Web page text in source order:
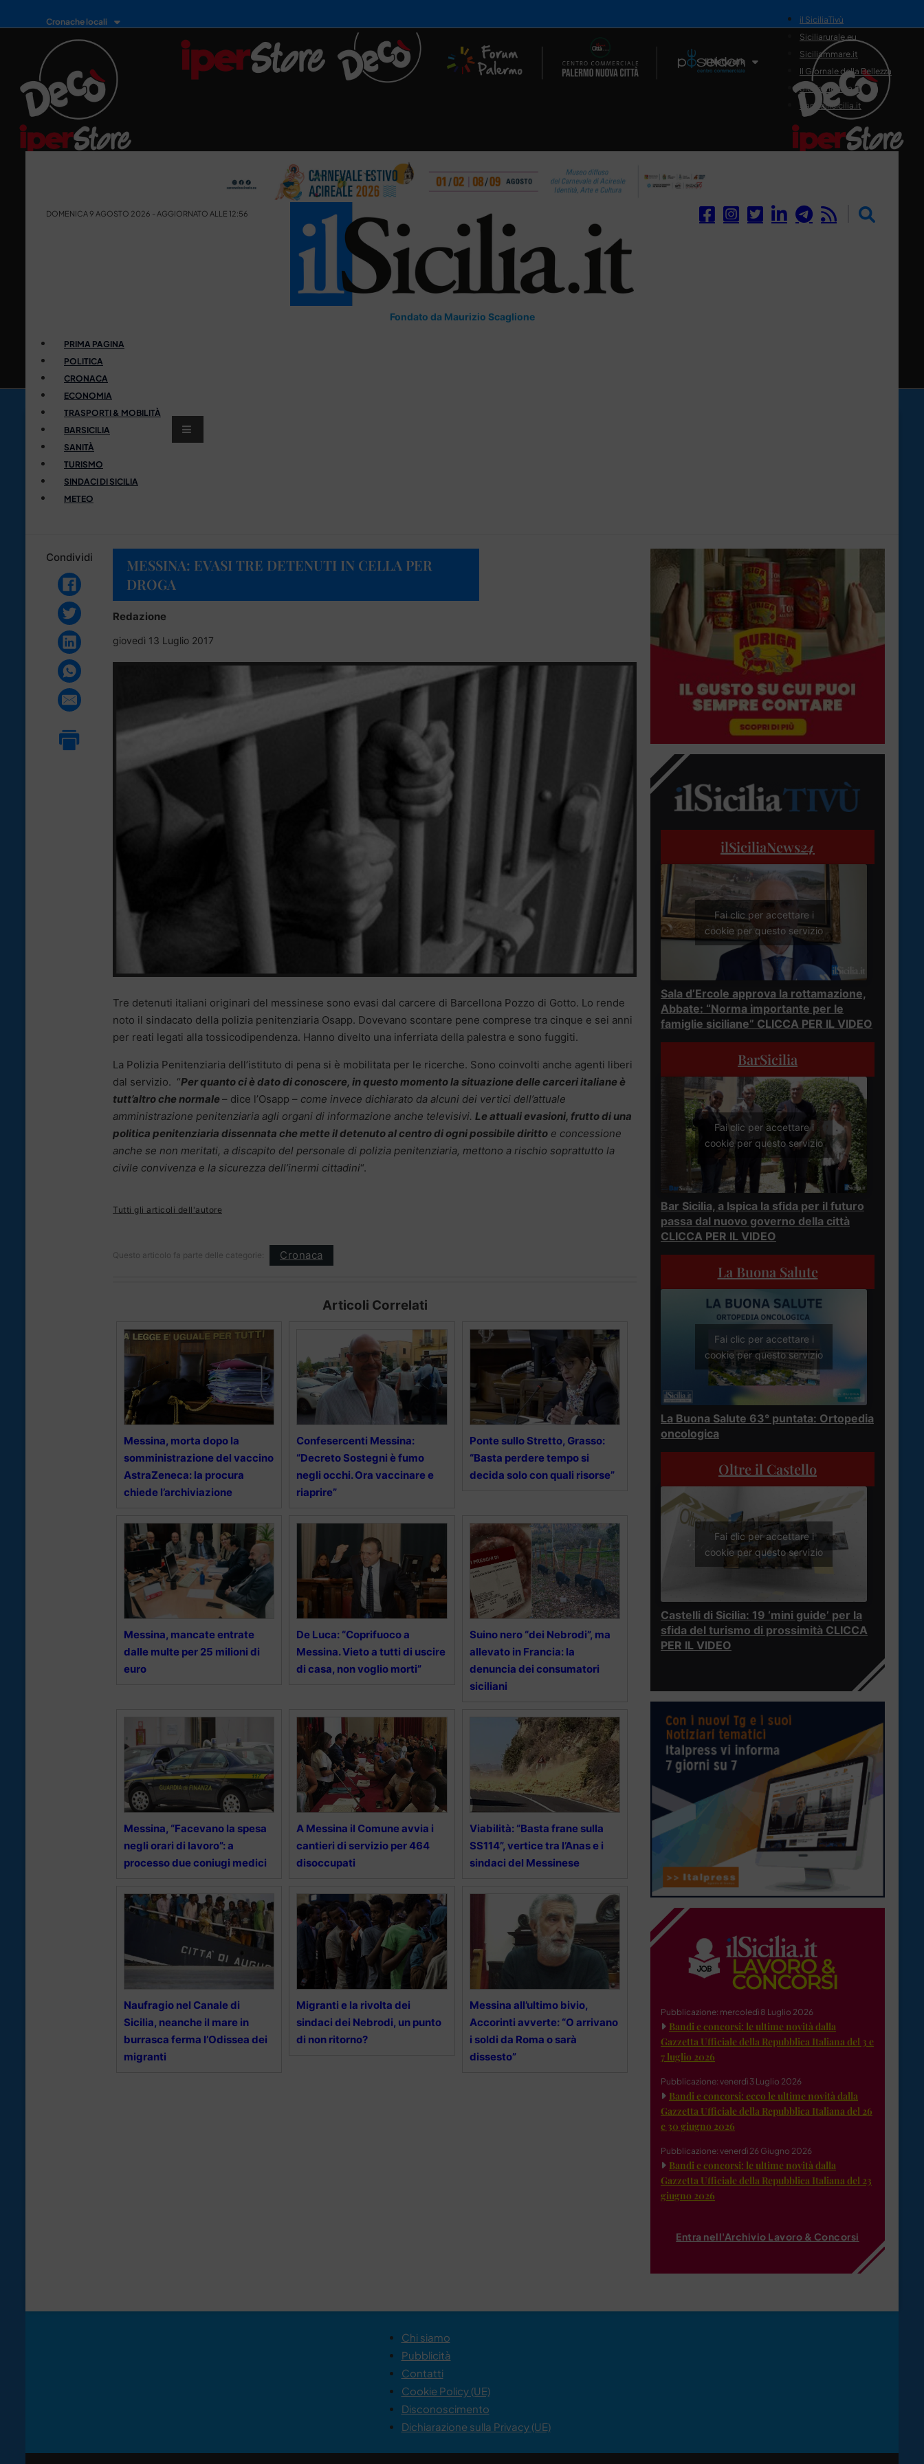
Cronache locali
Il Network
il SiciliaTivù
Siciliarurale.eu
Siciliammare.it
Il Giornale della Bellezza
Siciliamedica.it
Sanitainsicilia.it
DOMENICA 9 AGOSTO 2026 - AGGIORNATO ALLE 12:56
Fondato da Maurizio Scaglione
PRIMA PAGINA
POLITICA
CRONACA
ECONOMIA
TRASPORTI & MOBILITÀ
BARSICILIA
SANITÀ
TURISMO
SINDACI DI SICILIA
METEO
Condividi
MESSINA: EVASI TRE DETENUTI IN CELLA PER
DROGA
Redazione
giovedì 13 Luglio 2017
Tre detenuti italiani originari del messinese sono evasi dal carcere di Barcellona Pozzo di Gotto. Lo rende
noto il sindacato della polizia penitenziaria Osapp. Dovevano scontare pene comprese tra cinque e sei anni
per reati legati alla tossicodipendenza. Hanno divelto una inferriata della palestra e sono fuggiti.
La Polizia Penitenziaria dell’istituto di pena si è mobilitata per le ricerche. Sono coinvolti anche agenti liberi
dal servizio. “Per quanto ci è dato di conoscere, in questo momento la situazione delle carceri italiane è
tutt’altro che normale– dice l’Osapp – come invece dichiarato da alcuni dei vertici dell’attuale
amministrazione penitenziaria agli organi di informazione anche televisivi. Le attuali evasioni, frutto di una
politica penitenziaria dissennata che mette il detenuto al centro di ogni possibile diritto e concessione
anche se non meritati, a discapito del personale di polizia penitenziaria, mettono a rischio soprattutto la
civile convivenza e la sicurezza dell’inermi cittadini“.
Tutti gli articoli dell'autore
Questo articolo fa parte delle categorie: Cronaca
Articoli Correlati
Messina, morta dopo la
somministrazione del vaccino
AstraZeneca: la procura
chiede l’archiviazione
Confesercenti Messina:
“Decreto Sostegni è fumo
negli occhi. Ora vaccinare e
riaprire”
Ponte sullo Stretto, Grasso:
“Basta perdere tempo si
decida solo con quali risorse”
Messina, mancate entrate
dalle multe per 25 milioni di
euro
De Luca: “Coprifuoco a
Messina. Vieto a tutti di uscire
di casa, non voglio morti”
Suino nero “dei Nebrodi”, ma
allevato in Francia: la
denuncia dei consumatori
siciliani
Messina, “Facevano la spesa
negli orari di lavoro”: a
processo due coniugi medici
A Messina il Comune avvia i
cantieri di servizio per 464
disoccupati
Viabilità: “Basta frane sulla
SS114”, vertice tra l’Anas e i
sindaci del Messinese
Naufragio nel Canale di
Sicilia, neanche il mare in
burrasca ferma l’Odissea dei
migranti
Migranti e la rivolta dei
sindaci dei Nebrodi, un punto
di non ritorno?
Messina all’ultimo bivio,
Accorinti avverte: “O arrivano
i soldi da Roma o sarà
dissesto”
ilSiciliaNews24
Fai clic per accettare i
cookie per questo servizio
Sala d’Ercole approva la rottamazione,
Abbate: “Norma importante per le
famiglie siciliane” CLICCA PER IL VIDEO
BarSicilia
Fai clic per accettare i
cookie per questo servizio
Bar Sicilia, a Ispica la sfida per il futuro
passa dal nuovo governo della città
CLICCA PER IL VIDEO
La Buona Salute
Fai clic per accettare i
cookie per questo servizio
La Buona Salute 63° puntata: Ortopedia
oncologica
Oltre il Castello
Fai clic per accettare i
cookie per questo servizio
Castelli di Sicilia: 19 ‘mini guide’ per la
sfida del turismo di prossimità CLICCA
PER IL VIDEO
Pubblicazione: mercoledì 8 Luglio 2026
Bandi e concorsi: le ultime novità dalla
Gazzetta Ufficiale della Repubblica Italiana del 3 e
7 luglio 2026
Pubblicazione: venerdì 3 Luglio 2026
Bandi e concorsi: ecco le ultime novità dalla
Gazzetta Ufficiale della Repubblica Italiana del 26
e 30 giugno 2026
Pubblicazione: venerdì 26 Giugno 2026
Bandi e concorsi: le ultime novità dalla
Gazzetta Ufficiale della Repubblica Italiana del 23
giugno 2026
Entra nell'Archivio Lavoro & Concorsi
Chi siamo
Pubblicità
Contatti
Cookie Policy (UE)
Disconoscimento
Dichiarazione sulla Privacy (UE)